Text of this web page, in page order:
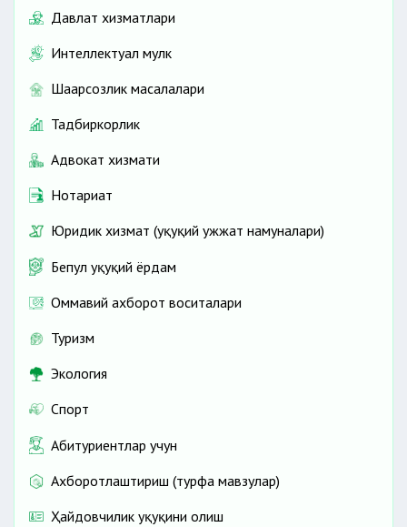
Давлат хизматлари
Интеллектуал мулк
Шаҳарсозлик масалалари
Тадбиркорлик
Адвокат хизмати
Нотариат
Юридик хизмат (ҳуқуқий ҳужжат намуналари)
Бепул ҳуқуқий ёрдам
Оммавий ахборот воситалари
Туризм
Экология
Спорт
Абитуриентлар учун
Ахборотлаштириш (турфа мавзулар)
Ҳайдовчилик ҳуқуқини олиш